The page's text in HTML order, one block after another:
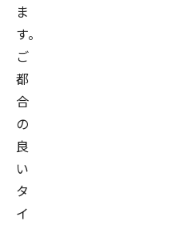
ま
す。
ご
都
合
の
良
い
タ
イ